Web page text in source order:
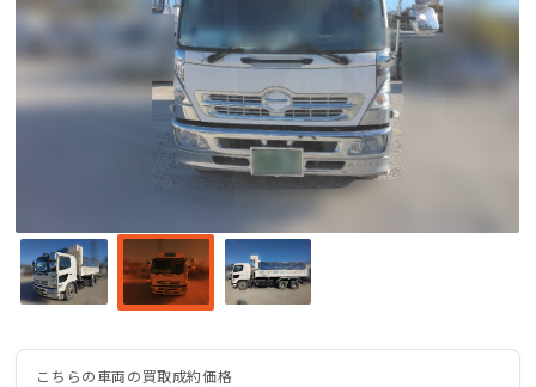
こちらの車両の買取成約価格